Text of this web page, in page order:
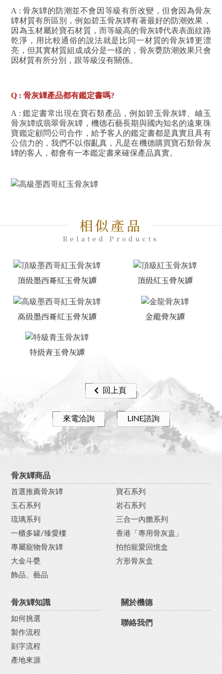
A : 骨灰罈的防潮並不會因等級有所改變，但會因為骨灰
罈材質有所區別，例如碧玉骨灰罈有著最好的防潮效果，
因為玉材屬於寶石材質，而等級高的骨灰罈代表表面紋路
乾淨，用比較通俗的說法就是比同一材質的骨灰罈更漂
亮，但其實材質組成成分是一樣的，骨灰甕防潮效果只會
因材質有所分別，跟等級沒有關係。
Q : 骨灰罈產品都有鑑定書嗎?
A : 鑑定書常出現在寶石類產品，例如碧玉骨灰罈、岫玉
骨灰罈或翡翠骨灰罈，機德石藝長期與國內知名的遠東珠
寶鑑定顧問公司合作，給予客人的鑑定書都是真實且具有
公信力的，我們不以假亂真，凡是在機德購買寶石類骨灰
罈的客人，都會有一本鑑定書來確保產品真實。
相似產品
Related Products
頂級墨西哥紅玉骨灰罈 頂級紅玉骨灰罈
高級墨西哥紅玉骨灰罈 金龍骨灰罈
特級青玉骨灰罈
回上頁
來電洽詢 LINE諮詢
骨灰罈商品
首選推薦骨灰罈
寶石系列
玉石系列
岩石系列
琉璃系列
三合一內膽系列
一櫃多罐/臻愛樓
香港「專用骨灰盅」
專屬寵物骨灰罈
拍拍寵愛回憶盒
大金斗甕
方形骨灰盒
飾品、藝品
骨灰罈知識
如何挑選
製作流程
刻字流程
產地來源
關於機德
聯絡我們